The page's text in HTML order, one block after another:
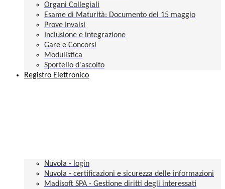
Organi Collegiali
Esame di Maturità: Documento del 15 maggio
Prove Invalsi
Inclusione e integrazione
Gare e Concorsi
Modulistica
Sportello d'ascolto
Registro Elettronico
Nuvola - login
Nuvola - certificazioni e sicurezza delle informazioni
Madisoft SPA - Gestione diritti degli interessati